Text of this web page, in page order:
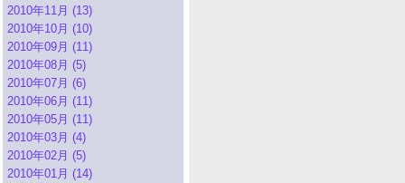
2010年11月 (13)
2010年10月 (10)
2010年09月 (11)
2010年08月 (5)
2010年07月 (6)
2010年06月 (11)
2010年05月 (11)
2010年03月 (4)
2010年02月 (5)
2010年01月 (14)